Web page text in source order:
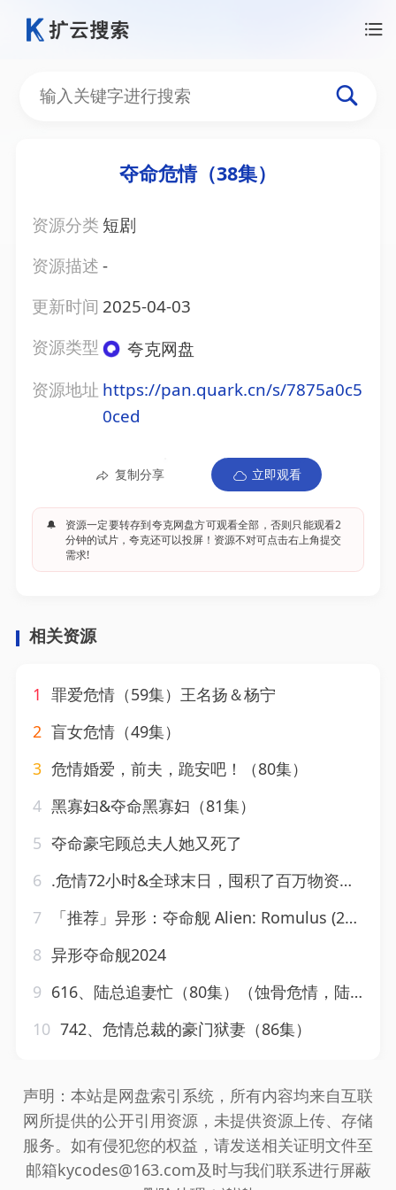
夺命危情（38集）
资源分类 短剧
资源描述-
更新时间 2025-04-03
资源类型
夸克网盘
资源地址 https://pan.quark.cn/s/7875a0c5
0ced
复制分享 立即观看
🔔
资源一定要转存到夸克网盘方可观看全部，否则只能观看2
分钟的试片，夸克还可以投屏！资源不对可点击右上角提交
需求!
相关资源
1 罪爱危情（59集）王名扬＆杨宁
2 盲女危情（49集）
3 危情婚爱，前夫，跪安吧！（80集）
4 黑寡妇&夺命黑寡妇（81集）
5 夺命豪宅顾总夫人她又死了
6 .危情72小时&全球末日，囤积了百万物资搞直播（78集）
7
「推荐」异形：夺命舰 Alien: Romulus (2024)
8 异形夺命舰2024
9 616、陆总追妻忙（80集）（蚀骨危情，陆先生请放手，焚尽柔
10 742、危情总裁的豪门狱妻（86集）
声明：本站是网盘索引系统，所有内容均来自互联
网所提供的公开引用资源，未提供资源上传、存储
服务。如有侵犯您的权益，请发送相关证明文件至
邮箱kycodes@163.com及时与我们联系进行屏蔽